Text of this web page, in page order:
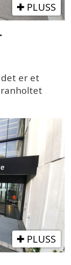
PLUSS
det er et
PLUSS